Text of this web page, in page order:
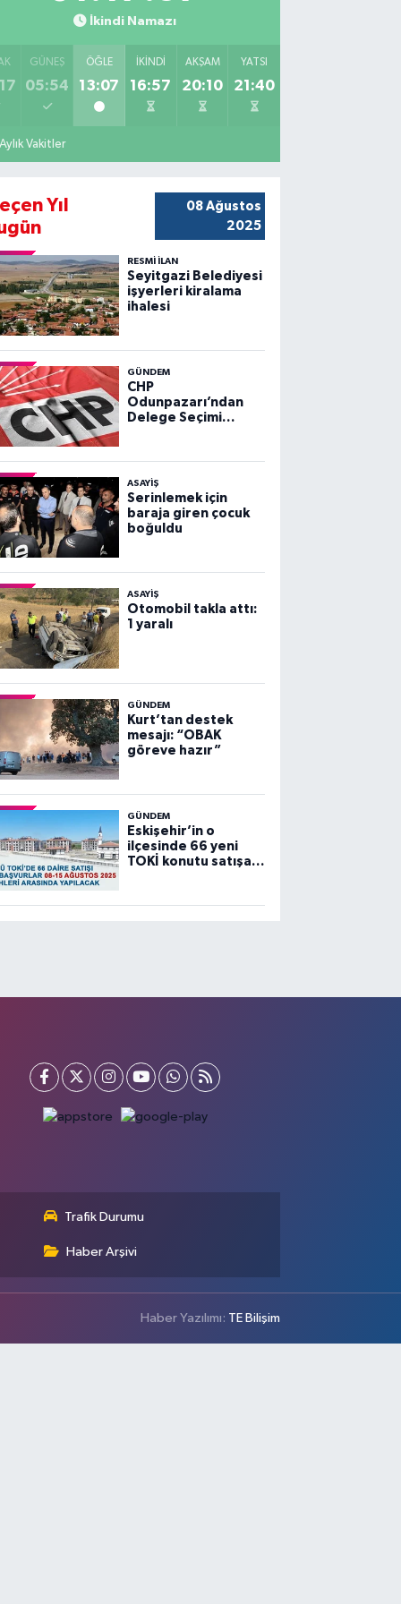
İkindi Namazı
GÜNEŞ
05:54
ÖĞLE
13:07
İKINDI
16:57
AKŞAM
20:10
YATSI
21:40
Aylık Vakitler
Yıl
08 Ağustos
2025
RESMİ İLAN
Seyitgazi Belediyesi
işyerleri kiralama
ihalesi
GÜNDEM
CHP
Odunpazarı’ndan
Delege Seçimi
ASAYİŞ
Serinlemek için
baraja giren çocuk
boğuldu
ASAYİŞ
Otomobil takla attı:
1 yaralı
GÜNDEM
Kurt’tan destek
mesajı: “OBAK
göreve hazır”
GÜNDEM
Eskişehir’in o
ilçesinde 66 yeni
TOKİ konutu satışa
Trafik Durumu
Haber Arşivi
Haber Yazılımı: TE Bilişim